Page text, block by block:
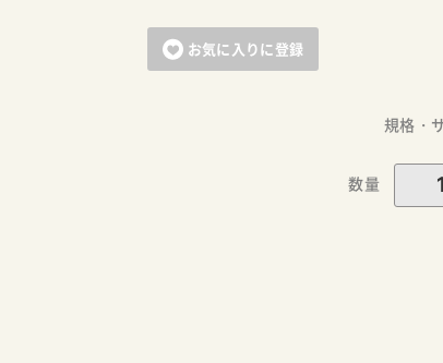
お気に入りに登録
規格・
数量